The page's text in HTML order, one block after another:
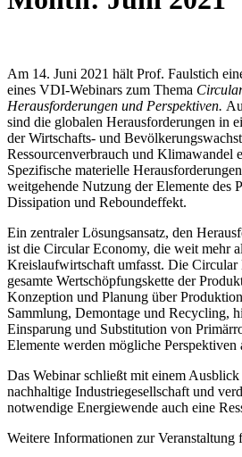
Am 14. Juni 2021 hält Prof. Faulstich
eines VDI-Webinars zum Thema
Herausforderungen und Perspektiven.
sind die globalen Herausforderungen in
der Wirtschafts- und
Ressourcenverbrauch und Klimawandel
Spezifische materielle
weitgehende Nutzung der Elemente des
Dissipation und Reboundeffekt.
Ein zentraler Lösungsansatz, den
ist die Circular Economy, die weit mehr
Kreislaufwirtschaft umfasst. Die
gesamte Wertschöpfungskette der
Konzeption und Planung über
Sammlung, Demontage und Recycling,
Einsparung und Substitution von
Elemente werden mögliche Perspektiven
Das Webinar schließt mit einem
nachhaltige Industriegesellschaft und
notwendige Energiewende auch eine
Weitere Informationen zur Veranstaltung